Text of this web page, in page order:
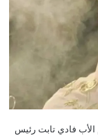
​الأب فادي تابت​ رئيس